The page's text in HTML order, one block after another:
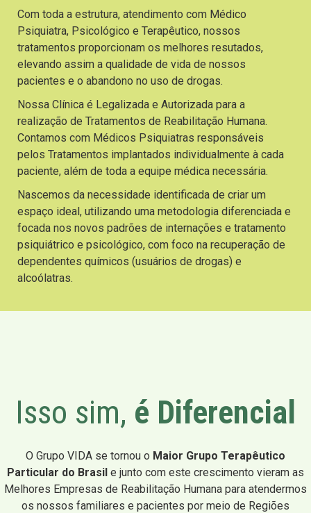
Com toda a estrutura, atendimento com Médico
Psiquiatra, Psicológico e Terapêutico, nossos
tratamentos proporcionam os melhores resutados,
elevando assim a qualidade de vida de nossos
pacientes e o abandono no uso de drogas.
Nossa Clínica é Legalizada e Autorizada para a
realização de Tratamentos de Reabilitação Humana.
Contamos com Médicos Psiquiatras responsáveis
pelos Tratamentos implantados individualmente à cada
paciente, além de toda a equipe médica necessária.
Nascemos da necessidade identificada de criar um
espaço ideal, utilizando uma metodologia diferenciada e
focada nos novos padrões de internações e tratamento
psiquiátrico e psicológico, com foco na recuperação de
dependentes químicos (usuários de drogas) e
alcoólatras.
Isso sim, é Diferencial
O Grupo VIDA se tornou o Maior Grupo Terapêutico
Particular do Brasil e junto com este crescimento vieram as
Melhores Empresas de Reabilitação Humana para atendermos
os nossos familiares e pacientes por meio de Regiões